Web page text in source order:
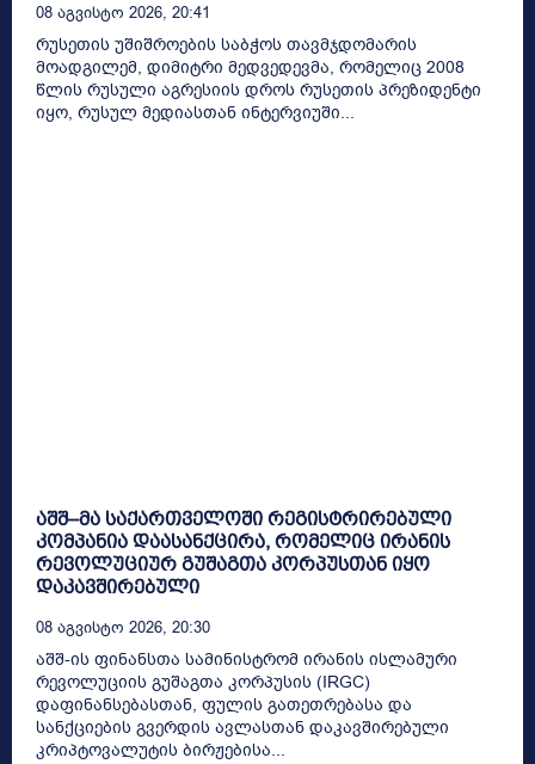
08 Აგვისტო 2026, 20:41
რუსეთის უშიშროების საბჭოს თავმჯდომარის
მოადგილემ, დიმიტრი მედვედევმა, რომელიც 2008
წლის რუსული აგრესიის დროს რუსეთის პრეზიდენტი
იყო, რუსულ მედიასთან ინტერვიუში...
აშშ–მა საქართველოში რეგისტრირებული
კომპანია დაასანქცირა, რომელიც ირანის
რევოლუციურ გუშაგთა კორპუსთან იყო
დაკავშირებული
08 Აგვისტო 2026, 20:30
აშშ-ის ფინანსთა სამინისტრომ ირანის ისლამური
რევოლუციის გუშაგთა კორპუსის (IRGC)
დაფინანსებასთან, ფულის გათეთრებასა და
სანქციების გვერდის ავლასთან დაკავშირებული
კრიპტოვალუტის ბირჟებისა...